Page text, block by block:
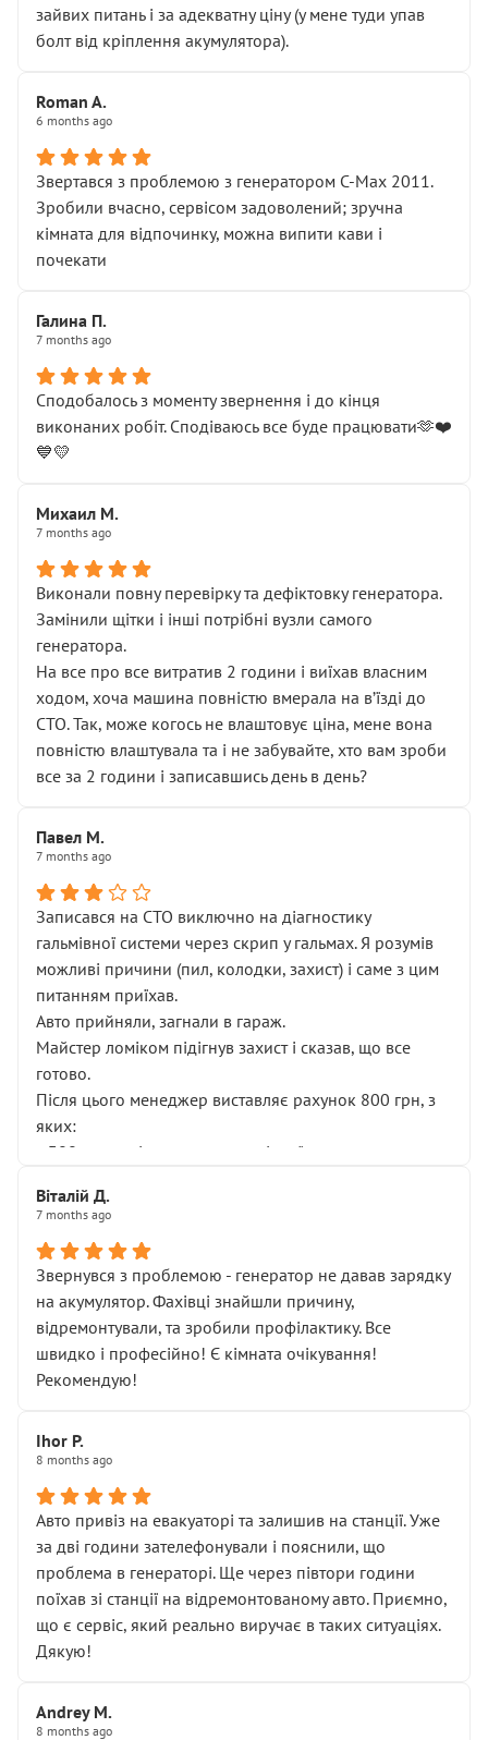
зайвих питань і за адекватну ціну (у мене туди упав
болт від кріплення акумулятора).
Roman A.
6 months ago
Звертався з проблемою з генератором C-Max 2011.
Зробили вчасно, сервісом задоволений; зручна
кімната для відпочинку, можна випити кави і
почекати
Галина П.
7 months ago
Сподобалось з моменту звернення і до кінця
виконаних робіт. Сподіваюсь все буде працювати🫶❤️
💙💛
Михаил М.
7 months ago
Виконали повну перевірку та дефіктовку генератора.
Замінили щітки і інші потрібні вузли самого
генератора.
На все про все витратив 2 години і виїхав власним
ходом, хоча машина повністю вмерала на вʼїзді до
СТО. Так, може когось не влаштовує ціна, мене вона
повністю влаштувала та і не забувайте, хто вам зроби
все за 2 години і записавшись день в день?
Павел М.
7 months ago
Записався на СТО виключно на діагностику
гальмівної системи через скрип у гальмах. Я розумів
можливі причини (пил, колодки, захист) і саме з цим
питанням приїхав.
Авто прийняли, загнали в гараж.
Майстер ломіком підігнув захист і сказав, що все
готово.
Після цього менеджер виставляє рахунок 800 грн, з
яких:
• 300 грн — діагностика гальмівної системи
НЕ погоджував
послуга. Тим більше, я був поруч і жодної реальної
діагностики ходової не проводилось. Після
зауваження гроші за цю “послугу” повернули, що
лише підтвердило мою правоту.
Але головне — я виїжджаю з боксу, і скрип у гальмах
залишився таким самим, як і був. Тобто оплачена
Далі ситуація тільки погіршилась:
• сказали, що тепер “потрібно знімати колеса”
• що біля авто стояти вже не можна
• почали озвучувати купу додаткових робіт без
чіткого пояснення
( ну все зняли та доробили) дякую!
Окремий момент, який виглядає абсурдно:
мені заявили, що бачок гальмівної рідини потрібно
міняти разом із головним гальмівним циліндром у
Для людини, яка хоча б трохи розуміється на техніці,
це звучить як мінімум непрофесійно, а як максимум —
Віталій Д.
7 months ago
Звернувся з проблемою - генератор не давав зарядку
на акумулятор. Фахівці знайшли причину,
відремонтували, та зробили профілактику. Все
швидко і професійно! Є кімната очікування!
Рекомендую!
Ihor P.
8 months ago
Авто привіз на евакуаторі та залишив на станції. Уже
за дві години зателефонували і пояснили, що
проблема в генераторі. Ще через півтори години
поїхав зі станції на відремонтованому авто. Приємно,
що є сервіс, який реально виручає в таких ситуаціях.
Дякую!
Andrey M.
8 months ago